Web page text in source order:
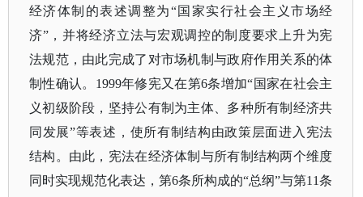
经济体制的表述调整为“国家实行社会主义市场经
济”，并将经济立法与宏观调控的制度要求上升为宪
法规范，由此完成了对市场机制与政府作用关系的体
制性确认。1999年修宪又在第6条增加“国家在社会主
义初级阶段，坚持公有制为主体、多种所有制经济共
同发展”等表述，使所有制结构由政策层面进入宪法
结构。由此，宪法在经济体制与所有制结构两个维度
同时实现规范化表达，第6条所构成的“总纲”与第11条